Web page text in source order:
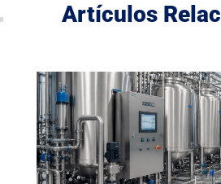
Artículos